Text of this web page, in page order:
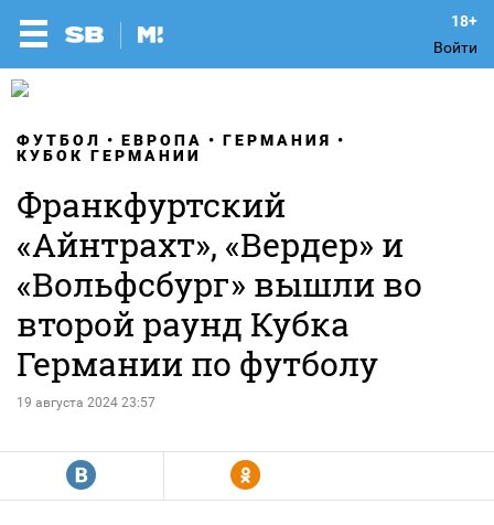
Войти
ФУТБОЛ ЕВРОПА
ГЕРМАНИЯ
КУБОК ГЕРМАНИИ
Франкфуртский
«Айнтрахт», «Вердер» и
«Вольфсбург» вышли во
второй раунд Кубка
Германии по футболу
19 августа 2024 23:57
R Y